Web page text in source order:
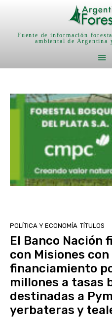
Fuente de información
ambiental de Argentina
POLÍTICA Y ECONOMÍA TÍTULOS
El Banco Nación
con Misiones
financiamiento
millones a tasas
destinadas a
yerbateras y